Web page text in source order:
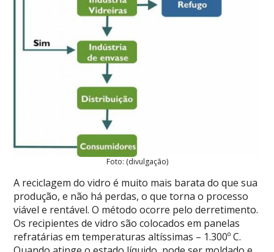
Foto: (divulgação)
A reciclagem do vidro é muito mais barata do que sua
produção, e não há perdas, o que torna o processo
viável e rentável. O método ocorre pelo derretimento.
Os recipientes de vidro são colocados em panelas
refratárias em temperaturas altíssimas – 1.300º C.